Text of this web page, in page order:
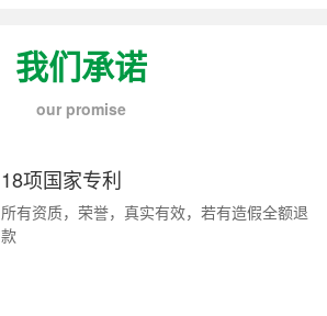
我们承诺
our promise
18项国家专利
所有资质，荣誉，真实有效，若有造假全额退
款